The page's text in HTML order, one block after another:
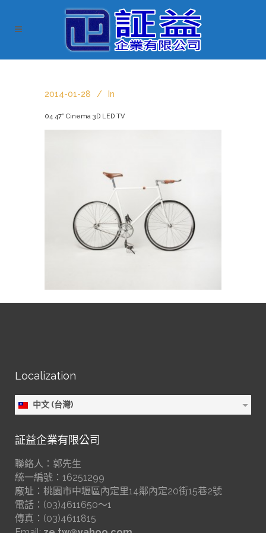
2014-01-28 In
04 47” Cinema 3D LED TV
Localization
中文 (台灣)
証益企業有限公司
聯絡人：郭先生
統一編號：16251299
廠址：桃園市中壢區內定里14鄰內定20街15巷2號
電話：(03)4611650～1
傳真：(03)4611815